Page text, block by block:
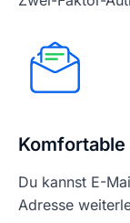
Du kannst E-
Adresse